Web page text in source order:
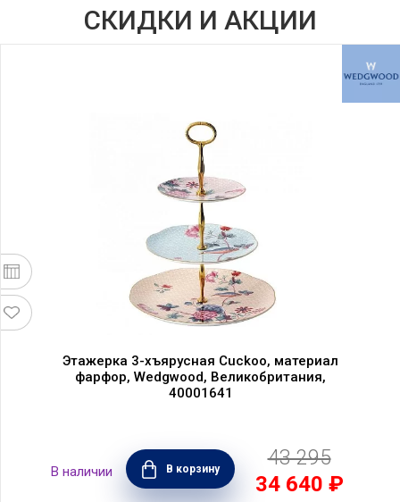
СКИДКИ И АКЦИИ
Этажерка 3-хъярусная Cuckoo, материал
фарфор, Wedgwood, Великобритания,
40001641
В наличии В корзину 43 295
34 640 ₽